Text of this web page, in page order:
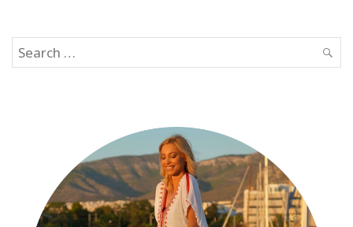
Search
for: